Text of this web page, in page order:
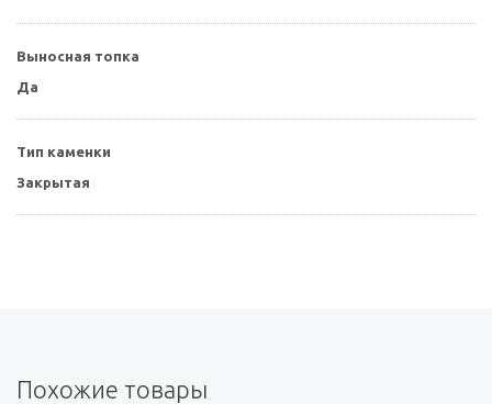
Выносная топка
Да
Тип каменки
Закрытая
Похожие товары